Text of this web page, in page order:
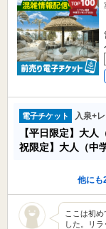
電子チケット 入泉+
【平日限定】大人
祝限定】大人（中
他にも
ここは初
した。リ